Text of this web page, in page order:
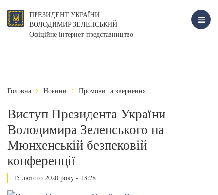
ПРЕЗИДЕНТ УКРАЇНИ
ВОЛОДИМИР ЗЕЛЕНСЬКИЙ
Офіційне інтернет-представництво
Головна Новини Промови та звернення
Виступ Президента України
Володимира Зеленського на
Мюнхенській безпековій
конференції
15 лютого 2020 року - 13:28